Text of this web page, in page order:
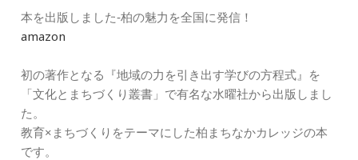
本を出版しました‐柏の魅力を全国に発信！
amazon
初の著作となる『地域の力を引き出す学びの方程式』を
「文化とまちづくり叢書」で有名な水曜社から出版しまし
た。
教育×まちづくりをテーマにした柏まちなかカレッジの本
です。